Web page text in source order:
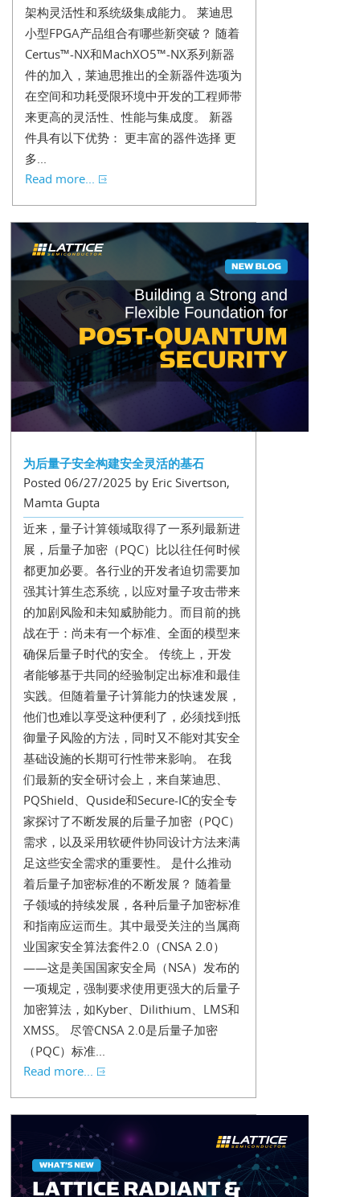
架构灵活性和系统级集成能力。 莱迪思
小型FPGA产品组合有哪些新突破？ 随着
Certus™-NX和MachXO5™-NX系列新器
件的加入，莱迪思推出的全新器件选项为
在空间和功耗受限环境中开发的工程师带
来更高的灵活性、性能与集成度。 新器
件具有以下优势： 更丰富的器件选择 更
多...
Read more...
为后量子安全构建安全灵活的基石
Posted 06/27/2025 by Eric Sivertson,
Mamta Gupta
近来，量子计算领域取得了一系列最新进
展，后量子加密（PQC）比以往任何时候
都更加必要。各行业的开发者迫切需要加
强其计算生态系统，以应对量子攻击带来
的加剧风险和未知威胁能力。而目前的挑
战在于：尚未有一个标准、全面的模型来
确保后量子时代的安全。 传统上，开发
者能够基于共同的经验制定出标准和最佳
实践。但随着量子计算能力的快速发展，
他们也难以享受这种便利了，必须找到抵
御量子风险的方法，同时又不能对其安全
基础设施的长期可行性带来影响。 在我
们最新的安全研讨会上，来自莱迪思、
PQShield、Quside和Secure-IC的安全专
家探讨了不断发展的后量子加密（PQC）
需求，以及采用软硬件协同设计方法来满
足这些安全需求的重要性。 是什么推动
着后量子加密标准的不断发展？ 随着量
子领域的持续发展，各种后量子加密标准
和指南应运而生。其中最受关注的当属商
业国家安全算法套件2.0（CNSA 2.0）
——这是美国国家安全局（NSA）发布的
一项规定，强制要求使用更强大的后量子
加密算法，如Kyber、Dilithium、LMS和
XMSS。 尽管CNSA 2.0是后量子加密
（PQC）标准...
Read more...